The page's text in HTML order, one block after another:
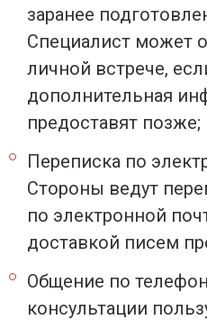
заранее
Специалист может
личной встрече,
дополнительная
предоставят позже;
Переписка по
Стороны ведут
по электронной
доставкой писем
Общение по
консультации